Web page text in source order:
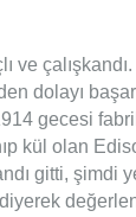
ve
dolayı
gecesi
kül olan
gitti, şimdi